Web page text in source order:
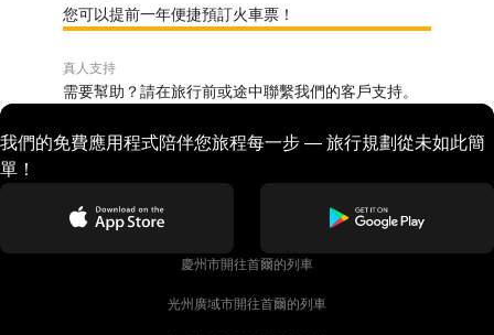
您可以提前一年便捷預訂火車票！
真人支持
需要幫助？請在旅行前或途中聯繫我們的客戶支持。
我們的免費應用程式陪伴您旅程每一步 — 旅行規劃從未如此簡
單！
慶州市開往首爾的列車
光州廣域市開往首爾的列車